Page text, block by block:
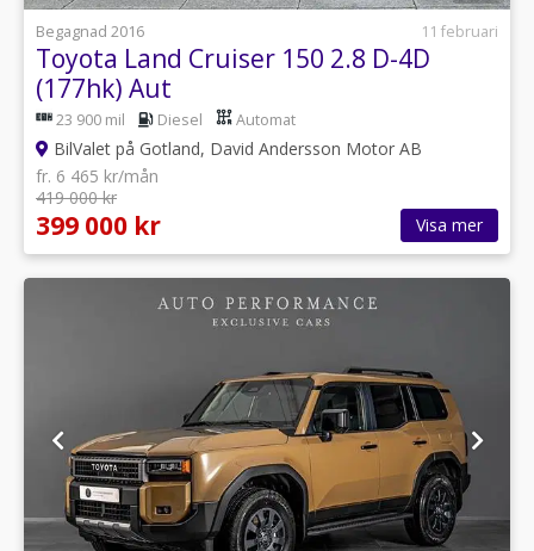
Begagnad 2016
11 februari
Toyota Land Cruiser 150 2.8 D-4D
(177hk) Aut
23 900 mil Diesel Automat
BilValet på Gotland, David Andersson Motor AB
fr. 6 465 kr/mån
419 000 kr
399 000 kr Visa mer